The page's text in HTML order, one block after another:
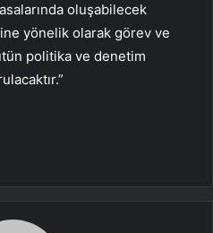
oluşabilecek
yönelik olarak görev ve
politika ve denetim